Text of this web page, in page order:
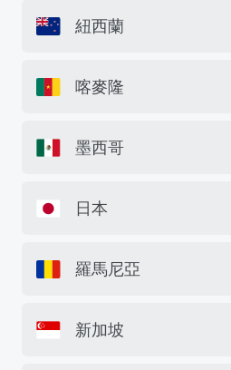
紐西蘭
喀麥隆
墨西哥
日本
羅馬尼亞
新加坡